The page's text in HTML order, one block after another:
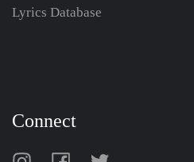
Lyrics Database
Connect